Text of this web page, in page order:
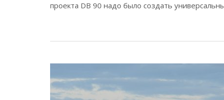
проекта DB 90 надо было создать